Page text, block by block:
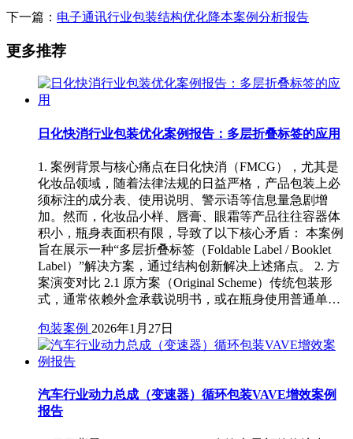
下一篇： 电子通讯行业包装结构优化降本案例分析报告
更多推荐
日化快消行业包装优化案例报告：多层折叠标签的应用
1. 案例背景与核心痛点在日化快消（FMCG），尤其是
化妆品领域，随着法律法规的日益严格，产品包装上必
须标注的成分表、使用说明、警示语等信息量急剧增
加。然而，化妆品小样、唇膏、眼霜等产品往往容器体
积小，瓶身表面积有限，导致了以下核心矛盾： 本案例
旨在展示一种“多层折叠标签（Foldable Label / Booklet
Label）”解决方案，通过结构创新解决上述痛点。 2. 方
案演变对比 2.1 原方案（Original Scheme）传统包装形
式，通常依赖外盒承载说明书，或在瓶身使用普通单…
包装案例 2026年1月27日
汽车行业动力总成（变速器）循环包装VAVE增效案例
报告